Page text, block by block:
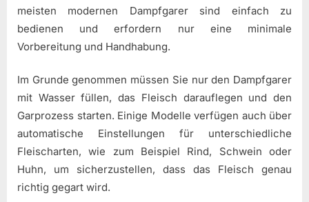
meisten modernen Dampfgarer sind einfach zu
bedienen und erfordern nur eine minimale
Vorbereitung und Handhabung.
Im Grunde genommen müssen Sie nur den Dampfgarer
mit Wasser füllen, das Fleisch darauflegen und den
Garprozess starten. Einige Modelle verfügen auch über
automatische Einstellungen für unterschiedliche
Fleischarten, wie zum Beispiel Rind, Schwein oder
Huhn, um sicherzustellen, dass das Fleisch genau
richtig gegart wird.